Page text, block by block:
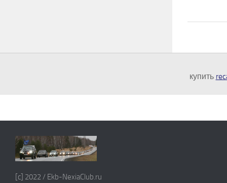
купить
[c] 2022 / Ekb-NexiaClub.ru